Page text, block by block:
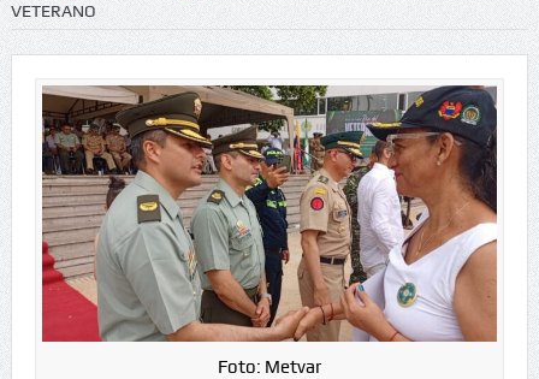
VETERANO
Foto: Metvar